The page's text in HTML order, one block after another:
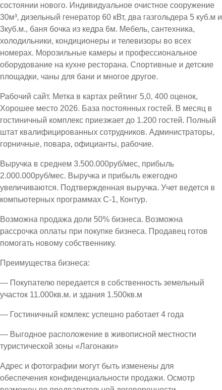
состоянии нового. Индивидуальное очистное сооружение
30м³, дизельный генератор 60 кВт, два газгольдера 5 куб.м и
3куб.м., баня бочка из кедра 6м. Мебель, сантехника,
холодильники, кондиционеры и телевизоры во всех
номерах. Морозильные камеры и профессиональное
оборудование на кухне ресторана. Спортивные и детские
площадки, чаны для бани и многое другое.
Рабочий сайт. Метка в картах рейтинг 5,0, 400 оценок,
Хорошее место 2026. База постоянных гостей. В месяц в
гостиничный комплекс приезжает до 1.200 гостей. Полный
штат квалифицированных сотрудников. Администраторы,
горничные, повара, официанты, рабочие.
Выручка в среднем 3.500.000руб/мес, прибыль
2.000.000руб/мес. Выручка и прибыль ежегодно
увеличиваются. Подтвержденная выручка. Учет ведется в
компьютерных программах С-1, Контур.
Возможна продажа доли 50% бизнеса. Возможна
рассрочка оплаты при покупке бизнеса. Продавец готов
помогать новому собственнику.
Преимущества бизнеса:
— Покупателю передается в собственность земельный
участок 11.000кв.м. и здания 1.500кв.м
— Гостиничный комлекс успешно работает 4 года
— Выгодное расположение в живописной местности
туристической зоны «Лагонаки»
Адрес и фотографии могут быть изменены для
обеспечения конфиденциальности продажи. Осмотр